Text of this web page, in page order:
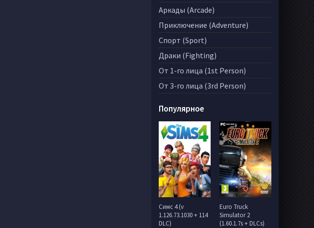
Аркады (Arcade)
Приключение (Adventure)
Спорт (Sport)
Драки (Fighting)
От 1-го лица (1st Person)
От 3-го лица (3rd Person)
Популярное
Симс 4 (v
1.126.73.1030 + 114
DLC)
Euro Truck
Simulator 2
(1.60.1.7s + DLCs)